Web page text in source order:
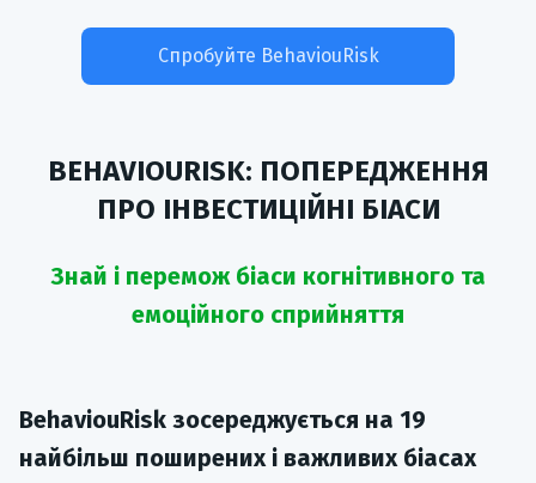
Спробуйте BehaviouRisk
BEHAVIOURISK: ПОПЕРЕДЖЕННЯ
ПРО ІНВЕСТИЦІЙНІ БІАСИ
Знай і перемож біаси когнітивного та
емоційного сприйняття
BehaviouRisk зосереджується на 19
найбільш поширених і важливих біасах